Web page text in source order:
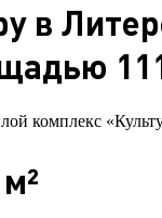
в
комплекс